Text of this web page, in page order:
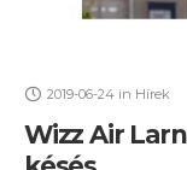
2019-06-24 in Hírek
Wizz Air